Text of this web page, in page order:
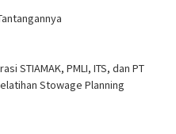
STIAMAK, PMLI, ITS, dan PT
Stowage Planning